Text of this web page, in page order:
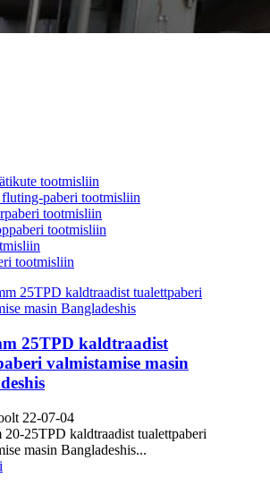
tootmisliin
paberi tootmisliin
tootmisliin
tootmisliin
tootmisliin
25TPD kaldtraadist
valmistamise masin
22-07-04
20-25TPD kaldtraadist tualettpaberi
masin Bangladeshis...